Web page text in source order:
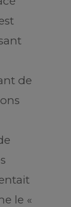
de
le «